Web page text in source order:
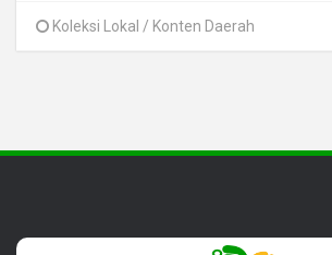
Koleksi Lokal / Konten Daerah